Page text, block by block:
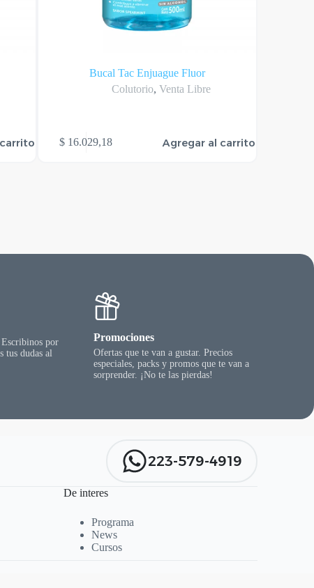
Bucal Tac Enjuague Fluor
Colutorio,Venta Libre
$ 16.029,18 Agregar al carrito
Escribinos por
tus dudas al
Promociones
Ofertas que te van a gustar. Precios
especiales, packs y promos que te van a
sorprender. ¡No te las pierdas!
223-579-4919
De interes
Programa
News
Cursos